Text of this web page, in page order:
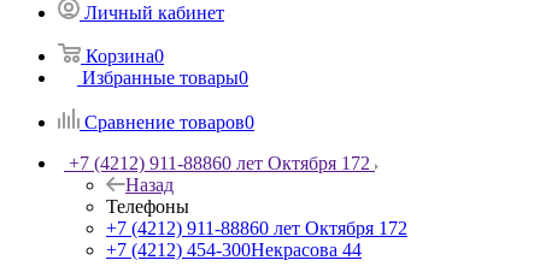
Личный кабинет
Корзина0
Избранные товары0
Сравнение товаров0
+7 (4212) 911-88860 лет Октября 172
Назад
Телефоны
+7 (4212) 911-88860 лет Октября 172
+7 (4212) 454-300Некрасова 44